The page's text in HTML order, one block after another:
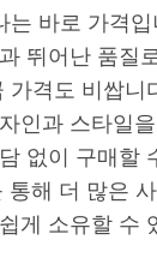
는 바로 가격
뛰어난 품질
가격도 비쌉니
인과 스타일
없이 구매할
통해 더 많은
게 소유할 수